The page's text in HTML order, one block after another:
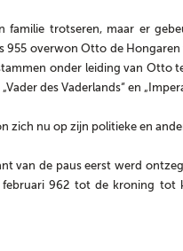
familie trotseren, maar er
955 overwon Otto de
onder leiding van Otto
des Vaderlands“ en
zich nu op zijn politieke en
van de paus eerst werd
962 tot de kroning tot